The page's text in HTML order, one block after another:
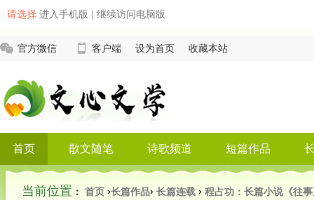
请选择 进入手机版 | 继续访问电脑版
官方微信 客户端 设为首页 收藏本站
首页 散文随笔 诗歌频道 短篇作品
当前位置 ： 首页 ›长篇作品› 长篇连载 › 程占功：长篇小说《往